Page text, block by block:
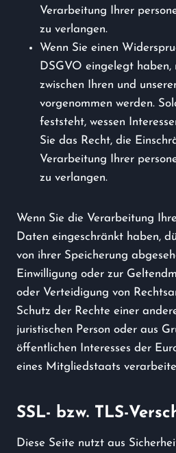
Verarbeitung Ihrer
zu verlangen.
Wenn Sie einen
DSGVO eingelegt haben,
zwischen Ihren und
vorgenommen werden.
feststeht, wessen
Sie das Recht, die
Verarbeitung Ihrer
zu verlangen.
Wenn Sie die Verarbeitung
Daten eingeschränkt haben,
von ihrer Speicherung
Einwilligung oder zur
oder Verteidigung von
Schutz der Rechte einer
juristischen Person oder aus
öffentlichen Interesses der
eines Mitgliedstaats
SSL- bzw. TLS-
Diese Seite nutzt aus